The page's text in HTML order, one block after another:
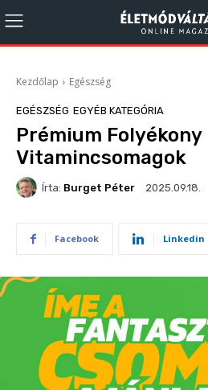
Kezdőlap Egészség
EGÉSZSÉG EGYÉB KATEGÓRIA
Prémium Folyékony
Vitamincsomagok
Írta: Burget Péter 2025.09.18.
Facebook Linkedin